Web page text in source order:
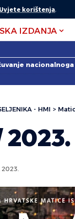
Uvjete korištenja.
IZDANJA
- HMI >
2023.
2023.